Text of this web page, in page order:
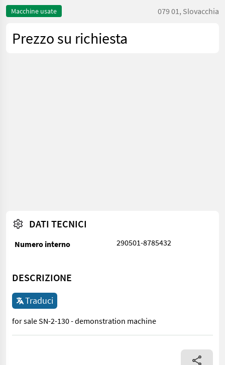
Macchine usate 079 01, Slovacchia
Prezzo su richiesta
DATI TECNICI
Numero interno 290501-8785432
DESCRIZIONE
Traduci
for sale SN-2-130 - demonstration machine
for sale SN-2-130 - demonstration machine